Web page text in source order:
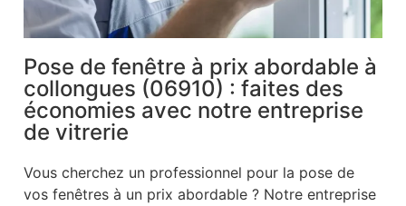
Pose de fenêtre à prix abordable à
collongues (06910) : faites des
économies avec notre entreprise
de vitrerie
Vous cherchez un professionnel pour la pose de
vos fenêtres à un prix abordable ? Notre entreprise